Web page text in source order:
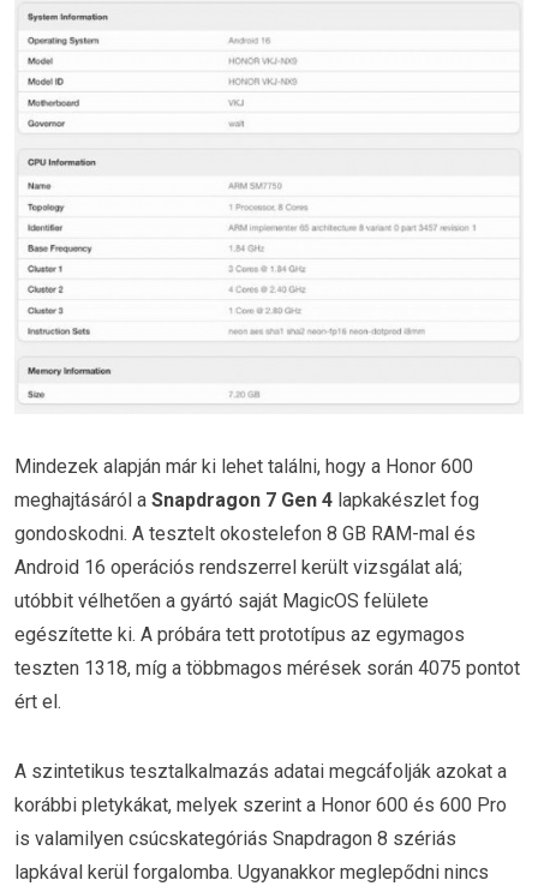
Mindezek alapján már ki lehet találni, hogy a Honor 600
meghajtásáról a Snapdragon 7 Gen 4 lapkakészlet fog
gondoskodni. A tesztelt okostelefon 8 GB RAM-mal és
Android 16 operációs rendszerrel került vizsgálat alá;
utóbbit vélhetően a gyártó saját MagicOS felülete
egészítette ki. A próbára tett prototípus az egymagos
teszten 1318, míg a többmagos mérések során 4075 pontot
ért el.
A szintetikus tesztalkalmazás adatai megcáfolják azokat a
korábbi pletykákat, melyek szerint a Honor 600 és 600 Pro
is valamilyen csúcskategóriás Snapdragon 8 szériás
lapkával kerül forgalomba. Ugyanakkor meglepődni nincs